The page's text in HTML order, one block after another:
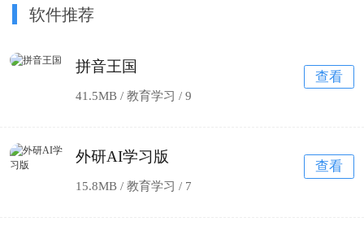
软件推荐
拼音王国
41.5MB / 教育学习 /9
查看
外研AI学习版
15.8MB / 教育学习 / 7
查看